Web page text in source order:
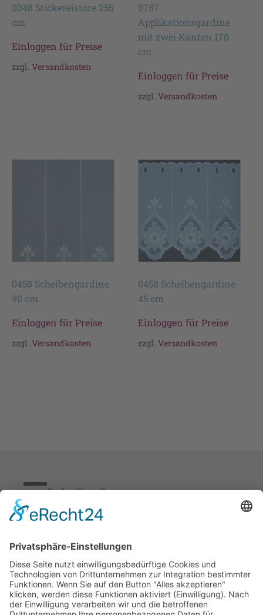
0348 Stickereistore 255
cm
Einloggen für Preise
zzgl. Versandkosten
0787
Applikationsgardine
mit zwei Kanten 170
cm
Einloggen für Preise
zzgl.Versandkosten
0458 Scheibengardine
90 cm
Einloggen für Preise
zzgl. Versandkosten
0458 Scheibengardine
45 cm
Einloggen für Preise
zzgl.Versandkosten
Cookie-Einstellungen